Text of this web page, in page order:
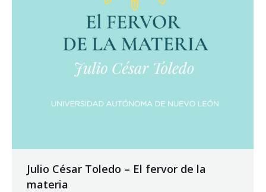
Julio César Toledo – El fervor de la
materia